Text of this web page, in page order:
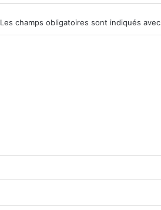
Les champs obligatoires sont indiqués avec